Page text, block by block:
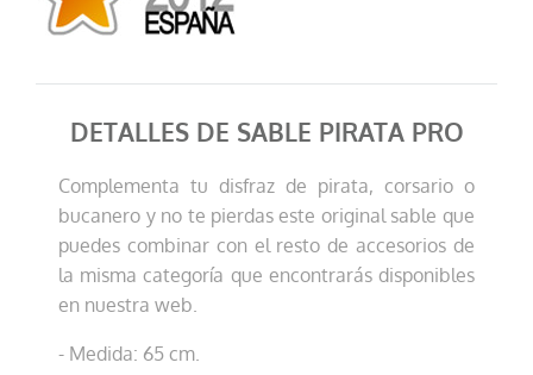
DETALLES DE SABLE PIRATA PRO
Complementa tu disfraz de pirata, corsario o
bucanero y no te pierdas este original sable que
puedes combinar con el resto de accesorios de
la misma categoría que encontrarás disponibles
en nuestra web.
- Medida: 65 cm.